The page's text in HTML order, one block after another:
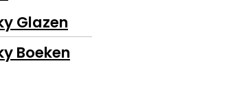
Glazen
Boeken